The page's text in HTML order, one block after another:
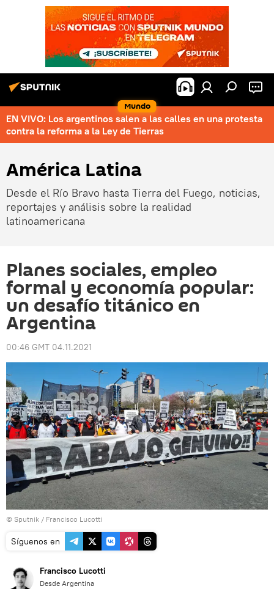
Mundo
EN VIVO: Los argentinos salen a las calles en una protesta
contra la reforma a la Ley de Tierras
América Latina
Desde el Río Bravo hasta Tierra del Fuego, noticias,
reportajes y análisis sobre la realidad
latinoamericana
Planes sociales, empleo
formal y economía popular:
un desafío titánico en
Argentina
00:46 GMT 04.11.2021
© Sputnik / Francisco Lucotti
Síguenos en
Francisco Lucotti
Desde Argentina